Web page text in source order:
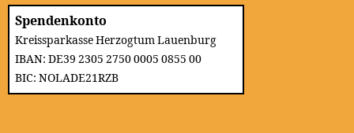
Spendenkonto
Kreissparkasse Herzogtum Lauenburg
IBAN: DE39 2305 2750 0005 0855 00
BIC: NOLADE21RZB